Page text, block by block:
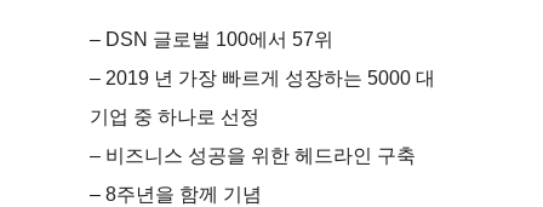
– DSN 글로벌 100에서 57위
– 2019 년 가장 빠르게 성장하는 5000 대
기업 중 하나로 선정
– 비즈니스 성공을 위한 헤드라인 구축
– 8주년을 함께 기념